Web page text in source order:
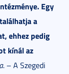
Egy
a
ehhez pedig
kínál az
. – A Szegedi